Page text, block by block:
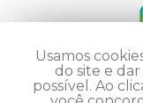
Usamos
do site e
possível. Ao